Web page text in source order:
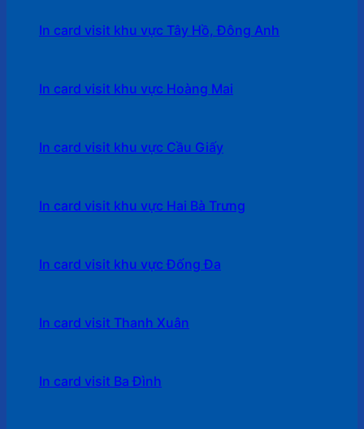
In card visit khu vực Tây Hồ, Đông Anh
In card visit khu vực Hoàng Mai
In card visit khu vực Cầu Giấy
In card visit khu vực Hai Bà Trưng
In card visit khu vực Đống Đa
In card visit Thanh Xuân
In card visit Ba Đình